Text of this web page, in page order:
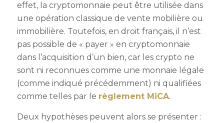
effet, la cryptomonnaie peut être utilisée dans
une opération classique de vente mobilière ou
immobilière. Toutefois, en droit français, il n’est
pas possible de « payer » en cryptomonnaie
dans l’acquisition d’un bien, car les crypto ne
sont ni reconnues comme une monnaie légale
(comme indiqué précédemment) ni qualifiées
comme telles par le règlement MiCA.
Deux hypothèses peuvent alors se présenter :